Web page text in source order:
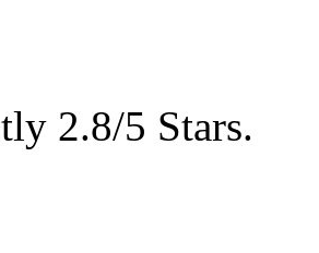
2.8/5 Stars.